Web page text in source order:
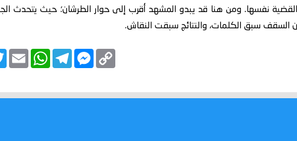
نفسها. ومن هنا قد يبدو المشهد أقرب إلى حوار الطرشان؛ حيث يتحدث
السقف سبق الكلمات، والنتائج سبقت النقاش.
T
t
e
E
m
l
W
h
s
A
T
e
g
r
M
e
e
n
C
o
L
i